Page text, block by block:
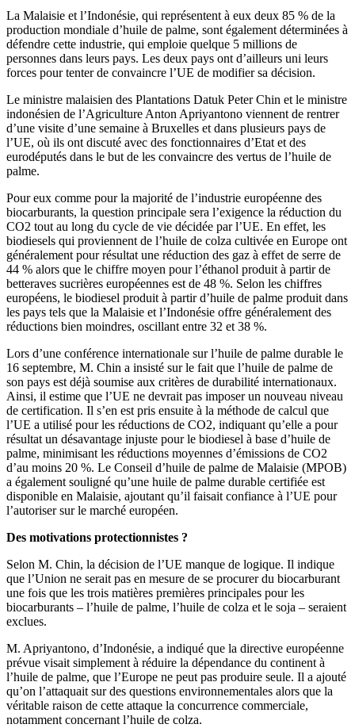
La Malaisie et l’Indonésie, qui représentent à eux deux 85 % de la
production mondiale d’huile de palme, sont également déterminées à
défendre cette industrie, qui emploie quelque 5 millions de
personnes dans leurs pays. Les deux pays ont d’ailleurs uni leurs
forces pour tenter de convaincre l’UE de modifier sa décision.
Le ministre malaisien des Plantations Datuk Peter Chin et le ministre
indonésien de l’Agriculture Anton Apriyantono viennent de rentrer
d’une visite d’une semaine à Bruxelles et dans plusieurs pays de
l’UE, où ils ont discuté avec des fonctionnaires d’Etat et des
eurodéputés dans le but de les convaincre des vertus de l’huile de
palme.
Pour eux comme pour la majorité de l’industrie européenne des
biocarburants, la question principale sera l’exigence la réduction du
CO2 tout au long du cycle de vie décidée par l’UE. En effet, les
biodiesels qui proviennent de l’huile de colza cultivée en Europe ont
généralement pour résultat une réduction des gaz à effet de serre de
44 % alors que le chiffre moyen pour l’éthanol produit à partir de
betteraves sucrières européennes est de 48 %. Selon les chiffres
européens, le biodiesel produit à partir d’huile de palme produit dans
les pays tels que la Malaisie et l’Indonésie offre généralement des
réductions bien moindres, oscillant entre 32 et 38 %.
Lors d’une conférence internationale sur l’huile de palme durable le
16 septembre, M. Chin a insisté sur le fait que l’huile de palme de
son pays est déjà soumise aux critères de durabilité internationaux.
Ainsi, il estime que l’UE ne devrait pas imposer un nouveau niveau
de certification. Il s’en est pris ensuite à la méthode de calcul que
l’UE a utilisé pour les réductions de CO2, indiquant qu’elle a pour
résultat un désavantage injuste pour le biodiesel à base d’huile de
palme, minimisant les réductions moyennes d’émissions de CO2
d’au moins 20 %. Le Conseil d’huile de palme de Malaisie (MPOB)
a également souligné qu’une huile de palme durable certifiée est
disponible en Malaisie, ajoutant qu’il faisait confiance à l’UE pour
l’autoriser sur le marché européen.
Des motivations protectionnistes ?
Selon M. Chin, la décision de l’UE manque de logique. Il indique
que l’Union ne serait pas en mesure de se procurer du biocarburant
une fois que les trois matières premières principales pour les
biocarburants – l’huile de palme, l’huile de colza et le soja – seraient
exclues.
M. Apriyantono, d’Indonésie, a indiqué que la directive européenne
prévue visait simplement à réduire la dépendance du continent à
l’huile de palme, que l’Europe ne peut pas produire seule. Il a ajouté
qu’on l’attaquait sur des questions environnementales alors que la
véritable raison de cette attaque la concurrence commerciale,
notamment concernant l’huile de colza.